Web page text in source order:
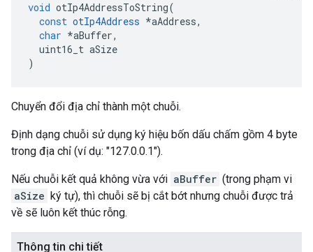
void otIp4AddressToString(
const otIp4Address *aAddress,
char *aBuffer,
uint16_t aSize
)
Chuyển đổi địa chỉ thành một chuỗi.
Định dạng chuỗi sử dụng ký hiệu bốn dấu chấm gồm 4 byte
trong địa chỉ (ví dụ: "127.0.0.1").
Nếu chuỗi kết quả không vừa với aBuffer (trong phạm vi
aSize ký tự), thì chuỗi sẽ bị cắt bớt nhưng chuỗi được trả
về sẽ luôn kết thúc rỗng.
Thông tin chi tiết